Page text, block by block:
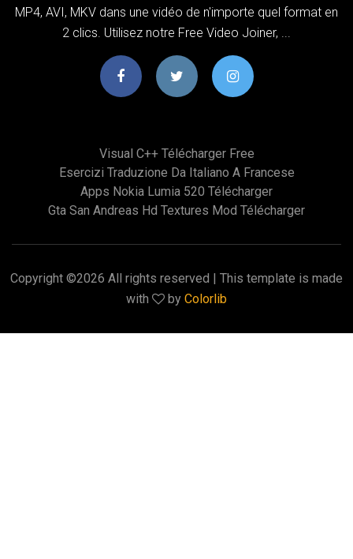
MP4, AVI, MKV dans une vidéo de n'importe quel format en
2 clics. Utilisez notre Free Video Joiner, ...
Visual C++ Télécharger Free
Esercizi Traduzione Da Italiano A Francese
Apps Nokia Lumia 520 Télécharger
Gta San Andreas Hd Textures Mod Télécharger
Copyright ©2026 All rights reserved | This template is made
with
by Colorlib